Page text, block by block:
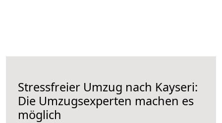
Stressfreier Umzug nach Kayseri:
Die Umzugsexperten machen es
möglich